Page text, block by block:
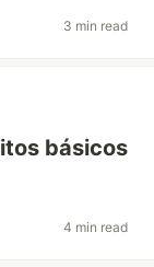
3 min read
básicos
4 min read